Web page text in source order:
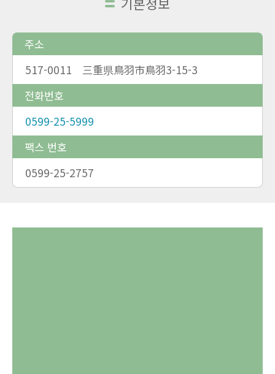
주소
517-0011 三重県鳥羽市鳥羽3-15-3
전화번호
0599-25-5999
팩스 번호
0599-25-2757